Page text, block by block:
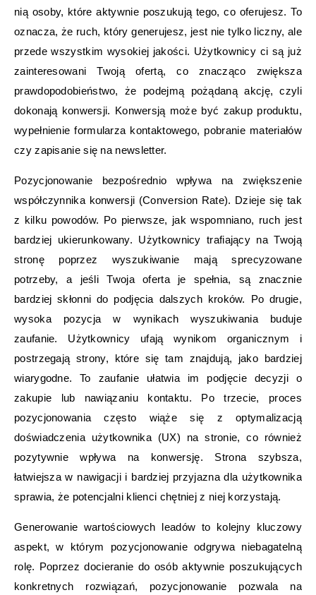
nią osoby, które aktywnie poszukują tego, co oferujesz. To
oznacza, że ruch, który generujesz, jest nie tylko liczny, ale
przede wszystkim wysokiej jakości. Użytkownicy ci są już
zainteresowani Twoją ofertą, co znacząco zwiększa
prawdopodobieństwo, że podejmą pożądaną akcję, czyli
dokonają konwersji. Konwersją może być zakup produktu,
wypełnienie formularza kontaktowego, pobranie materiałów
czy zapisanie się na newsletter.
Pozycjonowanie bezpośrednio wpływa na zwiększenie
współczynnika konwersji (Conversion Rate). Dzieje się tak
z kilku powodów. Po pierwsze, jak wspomniano, ruch jest
bardziej ukierunkowany. Użytkownicy trafiający na Twoją
stronę poprzez wyszukiwanie mają sprecyzowane
potrzeby, a jeśli Twoja oferta je spełnia, są znacznie
bardziej skłonni do podjęcia dalszych kroków. Po drugie,
wysoka pozycja w wynikach wyszukiwania buduje
zaufanie. Użytkownicy ufają wynikom organicznym i
postrzegają strony, które się tam znajdują, jako bardziej
wiarygodne. To zaufanie ułatwia im podjęcie decyzji o
zakupie lub nawiązaniu kontaktu. Po trzecie, proces
pozycjonowania często wiąże się z optymalizacją
doświadczenia użytkownika (UX) na stronie, co również
pozytywnie wpływa na konwersję. Strona szybsza,
łatwiejsza w nawigacji i bardziej przyjazna dla użytkownika
sprawia, że potencjalni klienci chętniej z niej korzystają.
Generowanie wartościowych leadów to kolejny kluczowy
aspekt, w którym pozycjonowanie odgrywa niebagatelną
rolę. Poprzez docieranie do osób aktywnie poszukujących
konkretnych rozwiązań, pozycjonowanie pozwala na